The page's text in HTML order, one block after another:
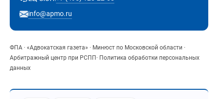
info@apmo.ru
ФПА · «Адвокатская газета» · Минюст по Московской области ·
Арбитражный центр при РСПП · Политика обработки персональных
данных